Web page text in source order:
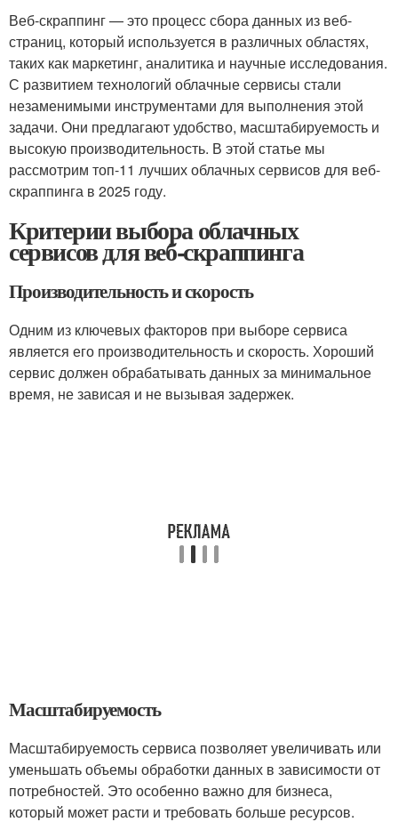
Веб-скраппинг — это процесс сбора данных из веб-
страниц, который используется в различных областях,
таких как маркетинг, аналитика и научные исследования.
С развитием технологий облачные сервисы стали
незаменимыми инструментами для выполнения этой
задачи. Они предлагают удобство, масштабируемость и
высокую производительность. В этой статье мы
рассмотрим топ-11 лучших облачных сервисов для веб-
скраппинга в 2025 году.
Критерии выбора облачных
сервисов для веб-скраппинга
Производительность и скорость
Одним из ключевых факторов при выборе сервиса
является его производительность и скорость. Хороший
сервис должен обрабатывать данных за минимальное
время, не зависая и не вызывая задержек.
Масштабируемость
Масштабируемость сервиса позволяет увеличивать или
уменьшать объемы обработки данных в зависимости от
потребностей. Это особенно важно для бизнеса,
который может расти и требовать больше ресурсов.